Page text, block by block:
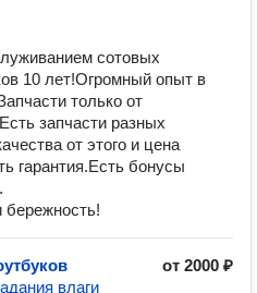
сотовых
10 лет!Огромный опыт в
только от
запчасти разных
от этого и цена
гарантия.Есть бонусы
бережность!
от 2000 ₽
влаги